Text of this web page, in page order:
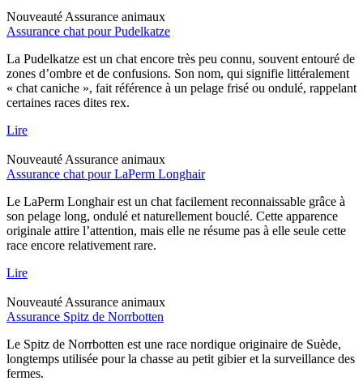
Nouveauté Assurance animaux
Assurance chat pour Pudelkatze
La Pudelkatze est un chat encore très peu connu, souvent entouré de
zones d’ombre et de confusions. Son nom, qui signifie littéralement
« chat caniche », fait référence à un pelage frisé ou ondulé, rappelant
certaines races dites rex.
Lire
Nouveauté Assurance animaux
Assurance chat pour LaPerm Longhair
Le LaPerm Longhair est un chat facilement reconnaissable grâce à
son pelage long, ondulé et naturellement bouclé. Cette apparence
originale attire l’attention, mais elle ne résume pas à elle seule cette
race encore relativement rare.
Lire
Nouveauté Assurance animaux
Assurance Spitz de Norrbotten
Le Spitz de Norrbotten est une race nordique originaire de Suède,
longtemps utilisée pour la chasse au petit gibier et la surveillance des
fermes.